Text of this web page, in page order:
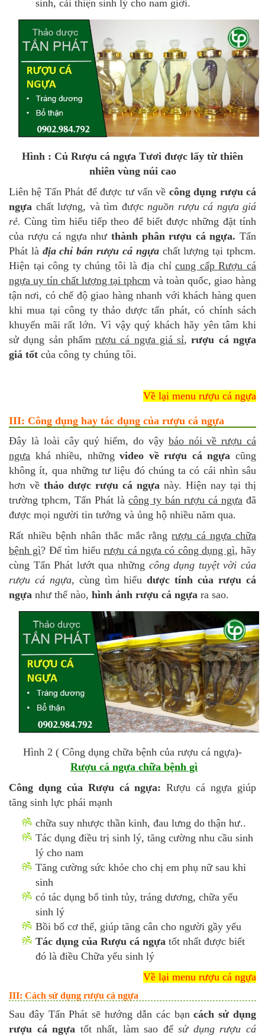
sinh, cải thiện sinh lý cho nam giới.
Hình : Củ Rượu cá ngựa Tươi được lấy từ thiên
nhiên vùng núi cao
Liên hệ Tấn Phát để được tư vấn về công dụng rượu cá
ngựa chất lượng, và tìm được nguồn rượu cá ngựa giá
rẻ.Cùng tìm hiểu tiếp theo để biết được những đặt tính
của rượu cá ngựa như thành phân rượu cá ngựa. Tấn
Phát là địa chỉ bán rượu cá ngựachất lượng tại tphcm.
Hiện tại công ty chúng tôi là địa chỉcung cấp Rượu cá
ngựa uy tín chất lượng tại tphcm và toàn quốc, giao hàng
tận nơi, có chế độ giao hàng nhanh với khách hàng quen
khi mua tại công ty thảo dược tấn phát, có chính sách
khuyến mãi rất lớn. Vì vậy quý khách hãy yên tâm khi
sử dụng sản phẩmrượu cá ngựa giá sỉ,rượu cá ngựa
giá tốt của công ty chúng tôi.
Về lại menu rượu cá ngựa
III: Công dụng hay tác dụng của rượu cá ngựa
Đây là loài cây quý hiếm, do vậy báo nói về rượu cá
ngựa khá nhiều, nhữngvideo về rượu cá ngựa cũng
không ít, qua những tư liệu đó chúng ta có cái nhìn sâu
hơn về thảo dược rượu cá ngựa này. Hiện nay tại thị
trường tphcm, Tấn Phát làcông ty bán rượu cá ngựađã
được mọi người tin tưởng và ủng hộ nhiều năm qua.
Rất nhiều bệnh nhân thắc mắc rằngrượu cá ngựa chữa
bệnh gì? Để tìm hiểurượu cá ngựa có công dụng gì, hãy
cùng Tấn Phát lướt qua những công dụng tuyệt vời của
rượu cá ngựa, cùng tìm hiểu dược tính của rượu cá
ngựa như thế nào, hình ảnh rượu cá ngựa ra sao.
Hình 2 ( Công dụng chữa bệnh của rượu cá ngựa)-
Rượu cá ngựa chữa bệnh gì
Công dụng của Rượu cá ngựa: Rượu cá ngựa giúp
tăng sinh lực phái mạnh
chữa suy nhược thần kinh, đau lưng do thận hư..
Tác dụng điều trị sinh lý, tăng cường nhu cầu sinh
lý cho nam
Tăng cường sức khỏe cho chị em phụ nữ sau khi
sinh
có tác dụng bổ tinh tủy, tráng dương, chữa yếu
sinh lý
Bồi bổ cơ thể, giúp tăng cân cho người gầy yếu
Tác dụng của Rượu cá ngựa tốt nhất được biết
đó là điều Chữa yếu sinh lý
Về lại menu rượu cá ngựa
III: Cách sử dụng rượu cá ngựa
Sau đây Tấn Phát sẽ hướng dẫn các bạncách sử dụng
rượu cá ngựa tốt nhất, làm sao đểsử dụng rượu cá